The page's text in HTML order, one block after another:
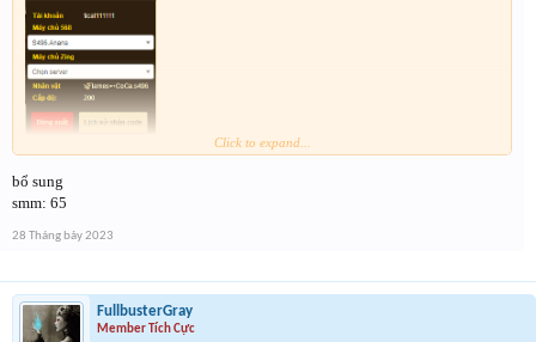
Click to expand...
bổ sung
smm: 65
28 Tháng bảy 2023
FullbusterGray
Member Tích Cực